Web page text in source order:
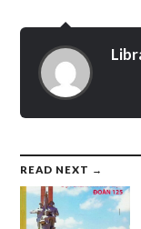
READ NEXT →